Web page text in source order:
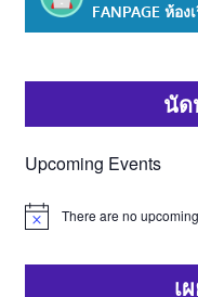
FANPAGE ห้อ
นัด
Upcoming Events
Notice There are no
เ